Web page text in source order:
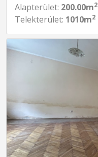
Alapterület: 200.00m2
Telekterület: 1010m2